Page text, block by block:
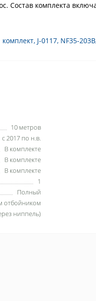
Состав комплекта
, J-0117, NF35-203B
10 метров
с 2017 по н.в.
В комплекте
В комплекте
В комплекте
1
Полный
отбойником
ниппель)